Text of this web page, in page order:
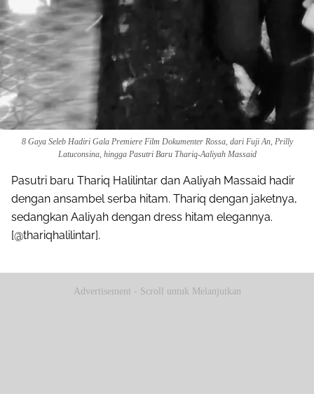
8 Gaya Seleb Hadiri Gala Premiere Film Dokumenter Rossa, dari Fuji An, Prilly
Latuconsina, hingga Pasutri Baru Thariq-Aaliyah Massaid
Pasutri baru Thariq Halilintar dan Aaliyah Massaid hadir
dengan ansambel serba hitam. Thariq dengan jaketnya,
sedangkan Aaliyah dengan dress hitam elegannya.
[@thariqhalilintar].
Advertisement - Scroll untuk Melanjutkan